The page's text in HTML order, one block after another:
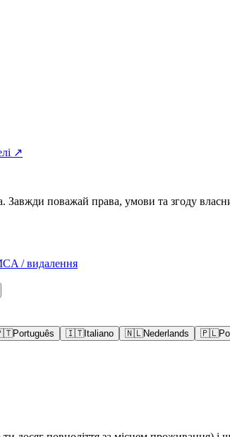
↗
поважай права, умови та згоду
/ видалення
Português 🇮🇹Italiano 🇳🇱Nederlands 🇵🇱